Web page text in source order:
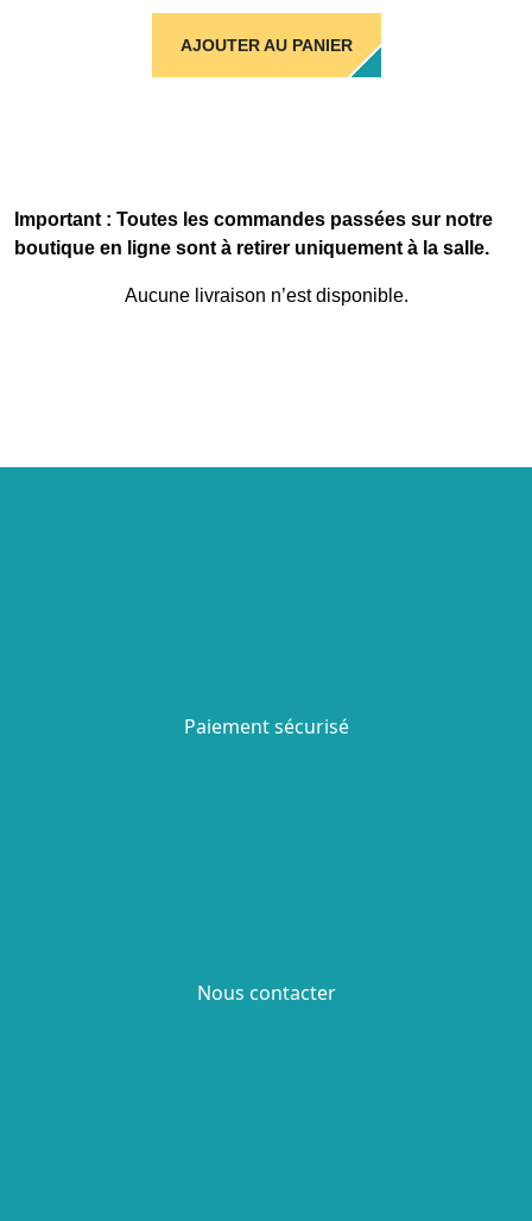
AJOUTER AU PANIER
Important : Toutes les commandes passées sur notre
boutique en ligne sont à retirer uniquement à la salle.
Aucune livraison n’est disponible.
Paiement sécurisé
Nous contacter